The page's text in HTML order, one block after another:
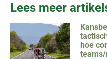
Lees meer
hoe